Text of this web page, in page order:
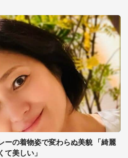
ーの着物姿で変わらぬ美貌 「綺麗
美しい」